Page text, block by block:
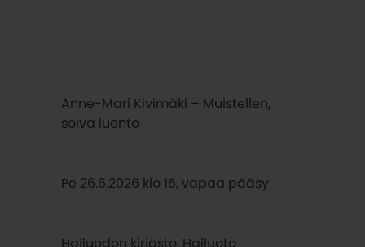
Anne-Mari Kivimäki – Muistellen,
soiva luento
Pe 26.6.2026 klo 15, vapaa pääsy
Hailuodon kirjasto, Hailuoto